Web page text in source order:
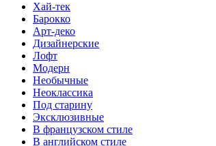
Хай-тек
Барокко
Арт-деко
Дизайнерские
Лофт
Модерн
Необычные
Неоклассика
Под старину
Эксклюзивные
В французском стиле
В английском стиле